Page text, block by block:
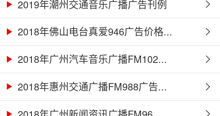
2019年潮州交通音乐广播广告刊例
2018年佛山电台真爱946广告价格...
2018年广州汽车音乐广播FM102...
2018年惠州交通广播FM988广告...